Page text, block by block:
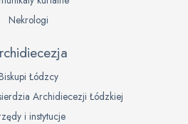
Nekrologi
Łódzcy
Archidiecezji Łódzkiej
i instytucje